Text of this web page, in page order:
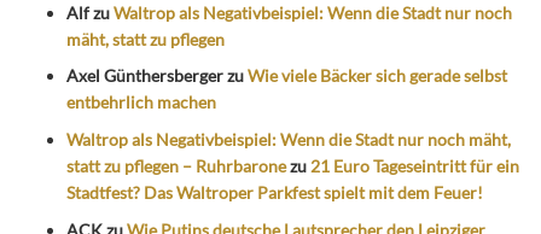
AlfzuWaltrop als Negativbeispiel: Wenn die Stadt nur noch
mäht, statt zu pflegen
Axel GünthersbergerzuWie viele Bäcker sich gerade selbst
entbehrlich machen
Waltrop als Negativbeispiel: Wenn die Stadt nur noch mäht,
statt zu pflegen – Ruhrbaronezu 21 Euro Tageseintritt für ein
Stadtfest? Das Waltroper Parkfest spielt mit dem Feuer!
ACKzuWie Putins deutsche Lautsprecher den Leipziger